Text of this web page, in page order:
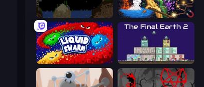
Element Playground Sandbox: Particle World
Liquid Swarm The Final Earth 2